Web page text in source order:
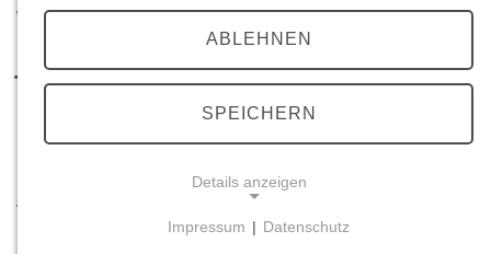
Wald-Jugendspielen am 10. und 11.
Juni 2026
Liebe Teilnehmende,
wir freuen uns auf Euer Kommen!
ABLEHNEN
SPEICHERN
Details anzeigen
Impressum | Datenschutz